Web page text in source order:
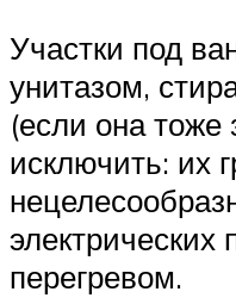
Участки под
унитазом,
(если она тоже
исключить: их
перегревом.